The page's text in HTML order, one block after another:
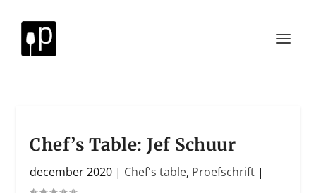
Chef’s Table: Jef Schuur
december 2020 | Chef's table, Proefschrift |